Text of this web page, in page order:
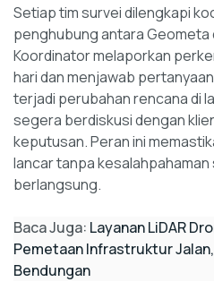
Setiap tim survei dilengkapi
penghubung antara Geometa
Koordinator melaporkan
hari dan menjawab
terjadi perubahan rencana di
segera berdiskusi dengan
keputusan. Peran ini
lancar tanpa
berlangsung.
Baca Juga: Layanan LiDAR
Pemetaan Infrastruktur
Bendungan